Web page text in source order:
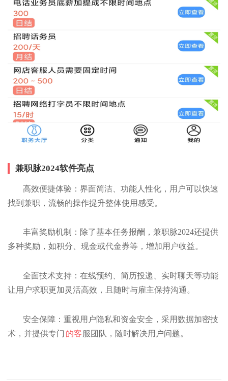
兼职脉2024软件亮点
高效便捷体验：界面简洁、功能人性化，用户可以快速
找到兼职，流畅的操作提升整体使用感受。
丰富奖励机制：除了基本任务报酬，兼职脉2024还提供
多种奖励，如积分、现金或代金券等，增加用户收益。
全面技术支持：在线预约、简历投递、实时聊天等功能
让用户求职更加灵活高效，且随时与雇主保持沟通。
安全保障：重视用户隐私和资金安全，采用数据加密技
术，并提供专门 的客 服团队，随时解决用户问题。